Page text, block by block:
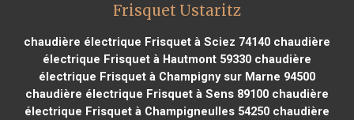
Frisquet Ustaritz
chaudière électrique Frisquet à Sciez 74140chaudière
électrique Frisquet à Hautmont 59330chaudière
électrique Frisquet à Champigny sur Marne 94500
chaudière électrique Frisquet à Sens 89100chaudière
électrique Frisquet à Champigneulles 54250chaudière